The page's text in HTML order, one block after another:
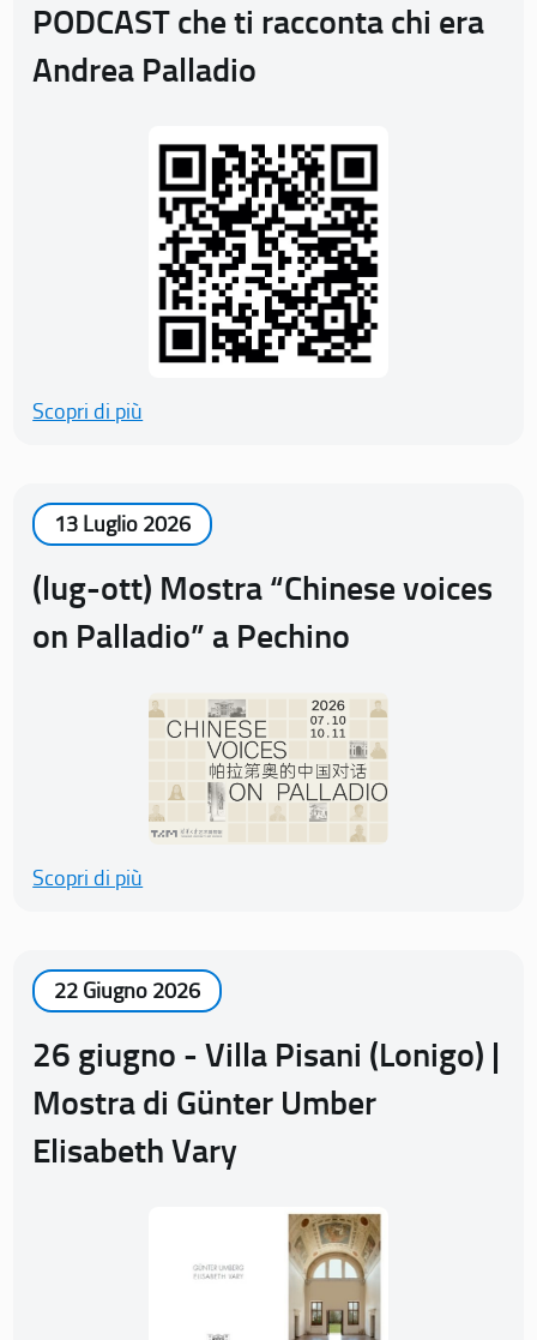
PODCAST che ti racconta chi era
Andrea Palladio
Scopri di più
13 Luglio 2026
(lug-ott) Mostra “Chinese voices
on Palladio” a Pechino
Scopri di più
22 Giugno 2026
26 giugno - Villa Pisani (Lonigo) |
Mostra di Günter Umber
Elisabeth Vary